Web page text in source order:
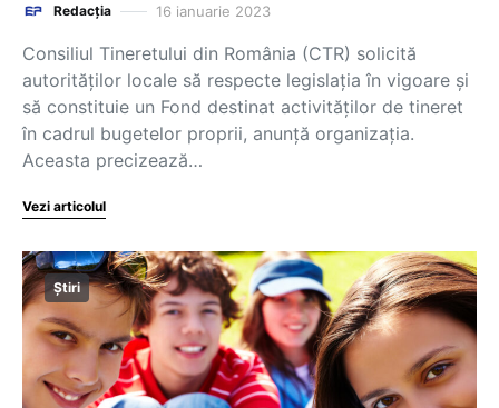
Redacția 16 ianuarie 2023
Consiliul Tineretului din România (CTR) solicită
autorităților locale să respecte legislația în vigoare și
să constituie un Fond destinat activităților de tineret
în cadrul bugetelor proprii, anunță organizația.
Aceasta precizează…
Vezi articolul
Știri